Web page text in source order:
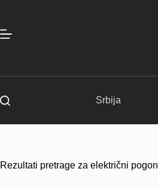
Srbija
Rezultati pretrage za električni pogon